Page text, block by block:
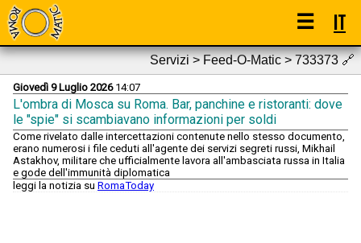
☰ IT
Servizi > Feed-O-Matic > 733373🔗
Giovedì 9 Luglio 202614:07
L'ombra di Mosca su Roma. Bar, panchine e ristoranti: dove
le "spie" si scambiavano informazioni per soldi
Come rivelato dalle intercettazioni contenute nello stesso documento,
erano numerosi i file ceduti all'agente dei servizi segreti russi, Mikhail
Astakhov, militare che ufficialmente lavora all'ambasciata russa in Italia
e gode dell'immunità diplomatica
leggi la notizia su RomaToday